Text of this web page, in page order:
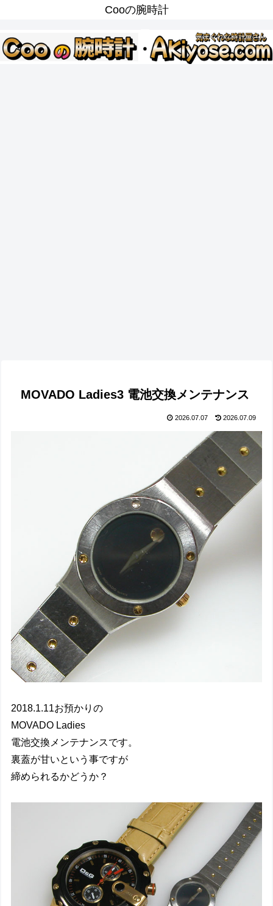
Cooの腕時計
MOVADO Ladies3 電池交換メンテナンス
2026.07.07 2026.07.09
2018.1.11お預かりの
MOVADO Ladies
電池交換メンテナンスです。
裏蓋が甘いという事ですが
締められるかどうか？